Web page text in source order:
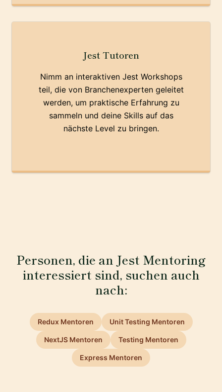
Jest Tutoren
Nimm an interaktiven Jest Workshops
teil, die von Branchenexperten geleitet
werden, um praktische Erfahrung zu
sammeln und deine Skills auf das
nächste Level zu bringen.
Personen, die an Jest Mentoring
interessiert sind, suchen auch
nach:
Redux Mentoren Unit Testing Mentoren
NextJS Mentoren Testing Mentoren
Express Mentoren